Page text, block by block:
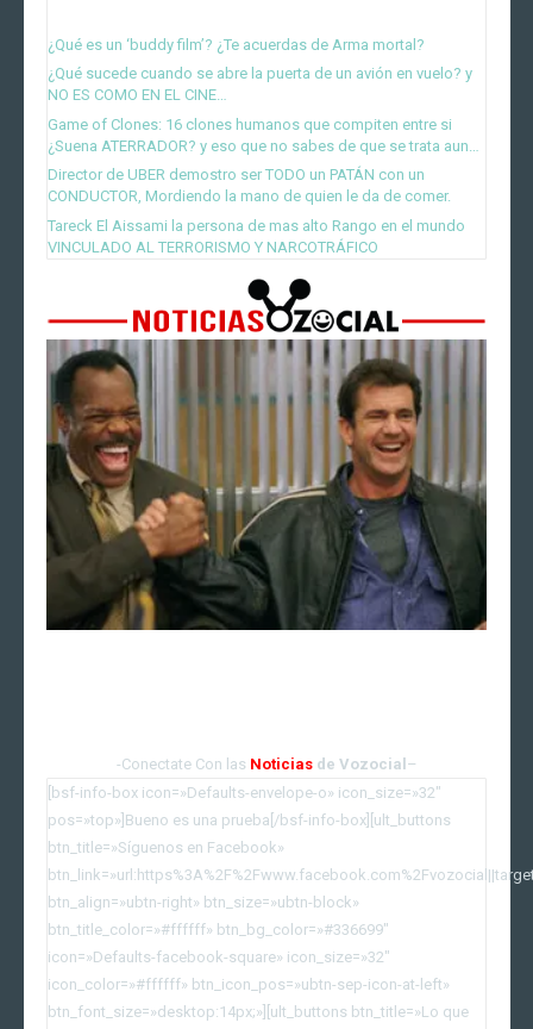
¿Qué es un ‘buddy film’? ¿Te acuerdas de Arma mortal?
¿Qué sucede cuando se abre la puerta de un avión en vuelo? y
NO ES COMO EN EL CINE…
Game of Clones: 16 clones humanos que compiten entre si
¿Suena ATERRADOR? y eso que no sabes de que se trata aun…
Director de UBER demostro ser TODO un PATÁN con un
CONDUCTOR, Mordiendo la mano de quien le da de comer.
Tareck El Aissami la persona de mas alto Rango en el mundo
VINCULADO AL TERRORISMO Y NARCOTRÁFICO
-Conectate Con las Noticias de Vozocial –
[bsf-info-box icon=»Defaults-envelope-o» icon_size=»32″
pos=»top»]Bueno es una prueba[/bsf-info-box][ult_buttons
btn_title=»Síguenos en Facebook»
btn_align=»ubtn-right» btn_size=»ubtn-block»
btn_title_color=»#ffffff» btn_bg_color=»#336699″
icon=»Defaults-facebook-square» icon_size=»32″
icon_color=»#ffffff» btn_icon_pos=»ubtn-sep-icon-at-left»
btn_font_size=»desktop:14px;»][ult_buttons btn_title=»Lo que